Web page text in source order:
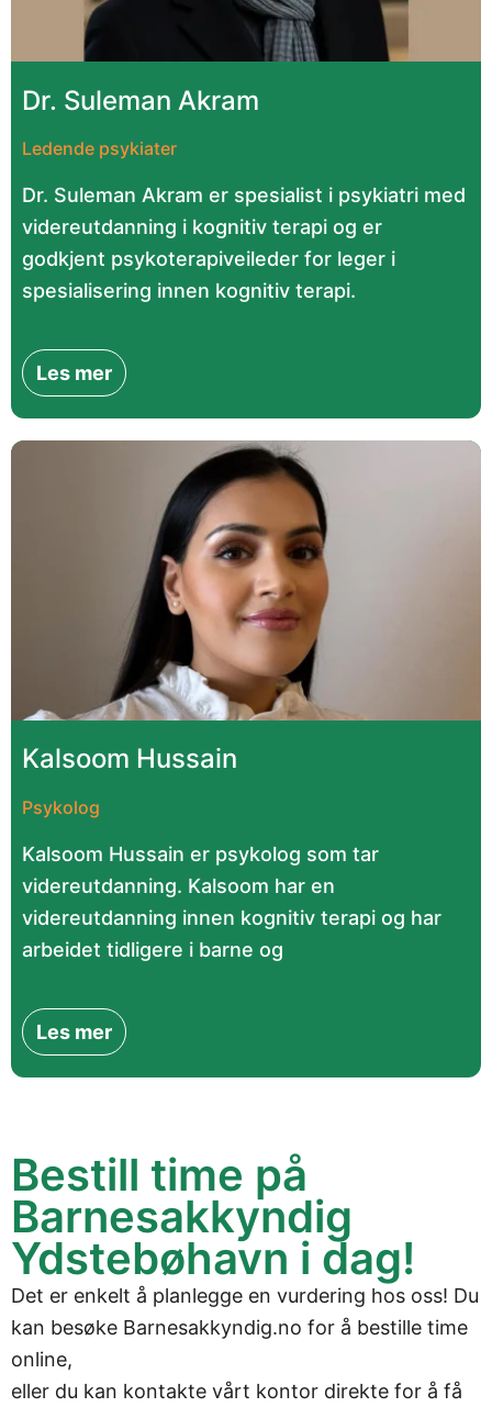
Dr. Suleman Akram
Ledende psykiater
Dr. Suleman Akram er spesialist i psykiatri med
videreutdanning i kognitiv terapi og er
godkjent psykoterapiveileder for leger i
spesialisering innen kognitiv terapi.
Les mer
Kalsoom Hussain
Psykolog
Kalsoom Hussain er psykolog som tar
videreutdanning. Kalsoom har en
videreutdanning innen kognitiv terapi og har
arbeidet tidligere i barne og
Les mer
Bestill time på
Barnesakkyndig
Ydstebøhavn i dag!
Det er enkelt å planlegge en vurdering hos oss! Du
kan besøke Barnesakkyndig.no for å bestille time
online,
eller du kan kontakte vårt kontor direkte for å få